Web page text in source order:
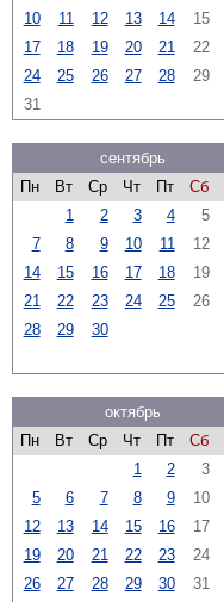
10
11 12 13 14 15
17
18 19 20 21 22
24
25 26 27 28 29
31
сентябрь
Пн
Вт Ср Чт Пт Сб
1
2 3 4 5
7
8 9 10 11 12
14
15 16 17 18 19
21
22 23 24 25 26
28
29 30
октябрь
Пн
Вт Ср Чт Пт Сб
1
2 3
5
6 7 8 9 10
12
13 14 15 16 17
19
20 21 22 23 24
26
27 28 29 30 31